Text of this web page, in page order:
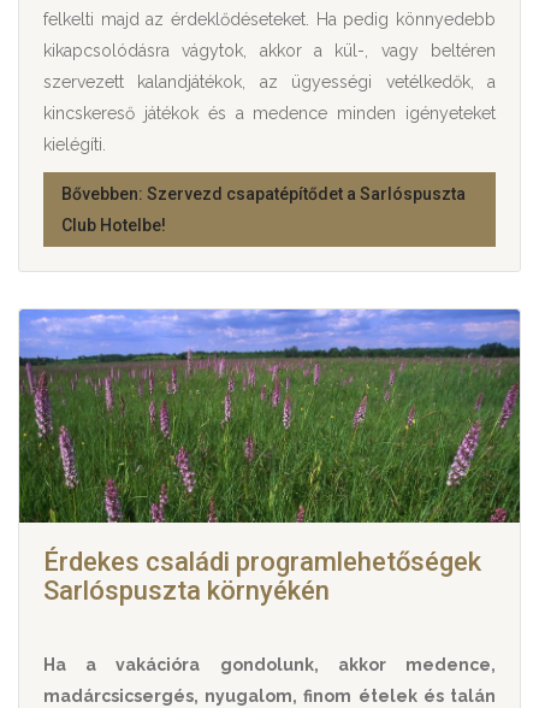
felkelti majd az érdeklődéseteket. Ha pedig könnyedebb
kikapcsolódásra vágytok, akkor a kül-, vagy beltéren
szervezett kalandjátékok, az ügyességi vetélkedők, a
kincskereső játékok és a medence minden igényeteket
kielégíti.
Bővebben: Szervezd csapatépítődet a Sarlóspuszta
Club Hotelbe!
Érdekes családi programlehetőségek
Sarlóspuszta környékén
Ha a vakációra gondolunk, akkor medence,
madárcsicsergés, nyugalom, finom ételek és talán